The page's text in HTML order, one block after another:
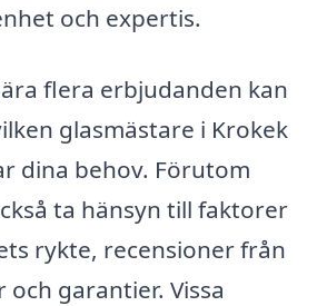
och expertis.
flera erbjudanden kan
glasmästare i Krokek
dina behov. Förutom
ta hänsyn till faktorer
rykte, recensioner från
garantier. Vissa